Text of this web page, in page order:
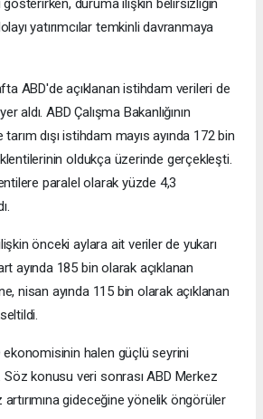
duruma ilişkin belirsizliğin
yatırımcılar temkinli davranmaya
ABD'de açıklanan istihdam verileri de
aldı. ABD Çalışma Bakanlığının
dışı istihdam mayıs ayında 172 bin
oldukça üzerinde gerçekleşti.
paralel olarak yüzde 4,3
önceki aylara ait veriler de yukarı
ayında 185 bin olarak açıklanan
nisan ayında 115 bin olarak açıklanan
halen güçlü seyrini
konusu veri sonrası ABD Merkez
artırımına gideceğine yönelik öngörüler